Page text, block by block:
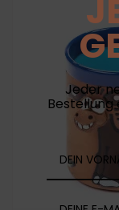
Jeder
Bestellung